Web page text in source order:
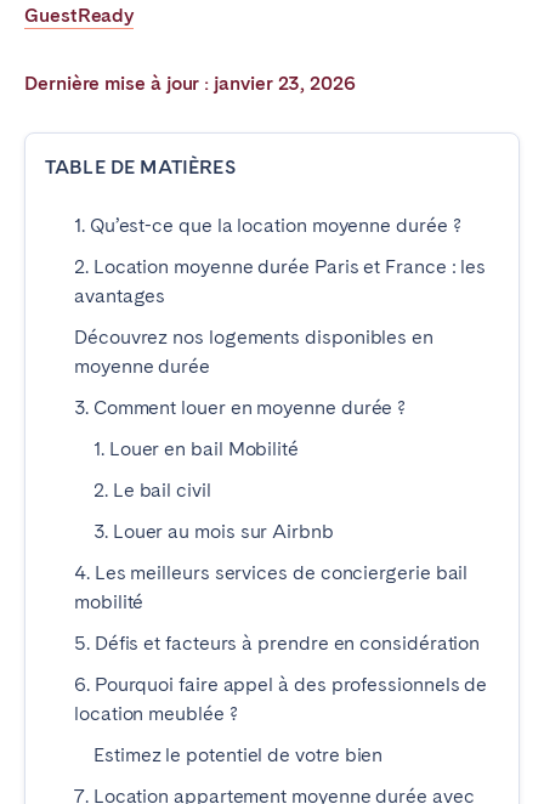
GuestReady
Dernière mise à jour : janvier 23, 2026
TABLE DE MATIÈRES
1. Qu’est-ce que la location moyenne durée ?
2. Location moyenne durée Paris et France : les
avantages
Découvrez nos logements disponibles en
moyenne durée
3. Comment louer en moyenne durée ?
1. Louer en bail Mobilité
2. Le bail civil
3. Louer au mois sur Airbnb
4. Les meilleurs services de conciergerie bail
mobilité
5. Défis et facteurs à prendre en considération
6. Pourquoi faire appel à des professionnels de
location meublée ?
Estimez le potentiel de votre bien
7. Location appartement moyenne durée avec
Poitiers
Troyes
IRELAND
Dublin
SAUDI ARABIA
ESPAGNE
Alicante
Benidorm
Bilbao
Madrid
Mallorca
Marbella
Saint-Sébastien
Valencia
Zaragoza